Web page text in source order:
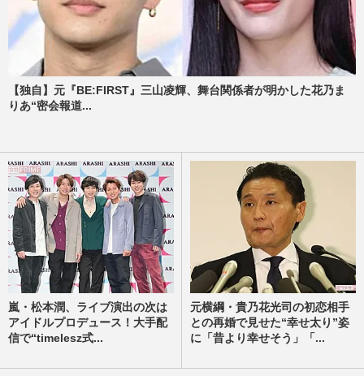
【独自】元『BE:FIRST』三山凌輝、舞台関係者が明かした花乃ま
りあ“密会報道...
嵐・松本潤、ライブ演出の次は
アイドルプロデュース！大手配
信で“timelesz式...
元横綱・貴乃花光司の初恋相手
との再婚で見せた“幸せ太り”姿
に「昔より幸せそう」「...